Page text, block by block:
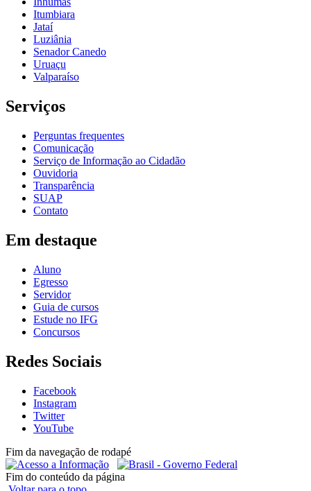
Itumbiara
Jataí
Luziânia
Senador Canedo
Uruaçu
Valparaíso
Serviços
Perguntas frequentes
Comunicação
Serviço de Informação ao Cidadão
Ouvidoria
Transparência
SUAP
Contato
Em destaque
Aluno
Egresso
Servidor
Guia de cursos
Estude no IFG
Concursos
Redes Sociais
Facebook
Instagram
Twitter
YouTube
Fim da navegação de rodapé
Fim do conteúdo da página